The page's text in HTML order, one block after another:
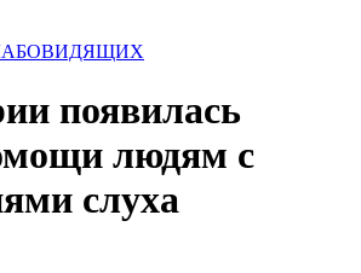
появилась
людям с
слуха